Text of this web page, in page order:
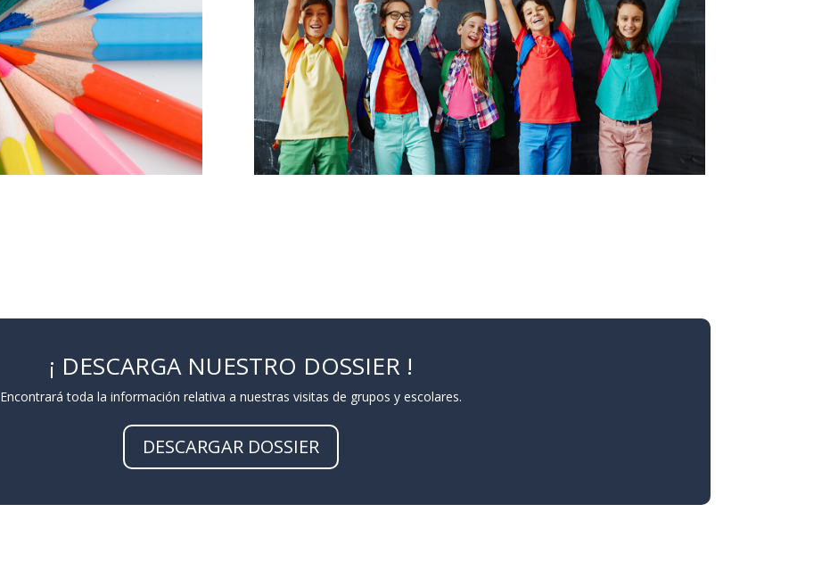
¡ DESCARGA NUESTRO DOSSIER !
Encontrará toda la información relativa a nuestras visitas de grupos y escolares.
DESCARGAR DOSSIER